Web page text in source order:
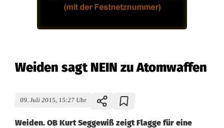
Weiden sagt NEIN zu Atomwaffen
09. Juli 2015, 15:27 Uhr
Weiden. OB Kurt Seggewiß zeigt Flagge für eine